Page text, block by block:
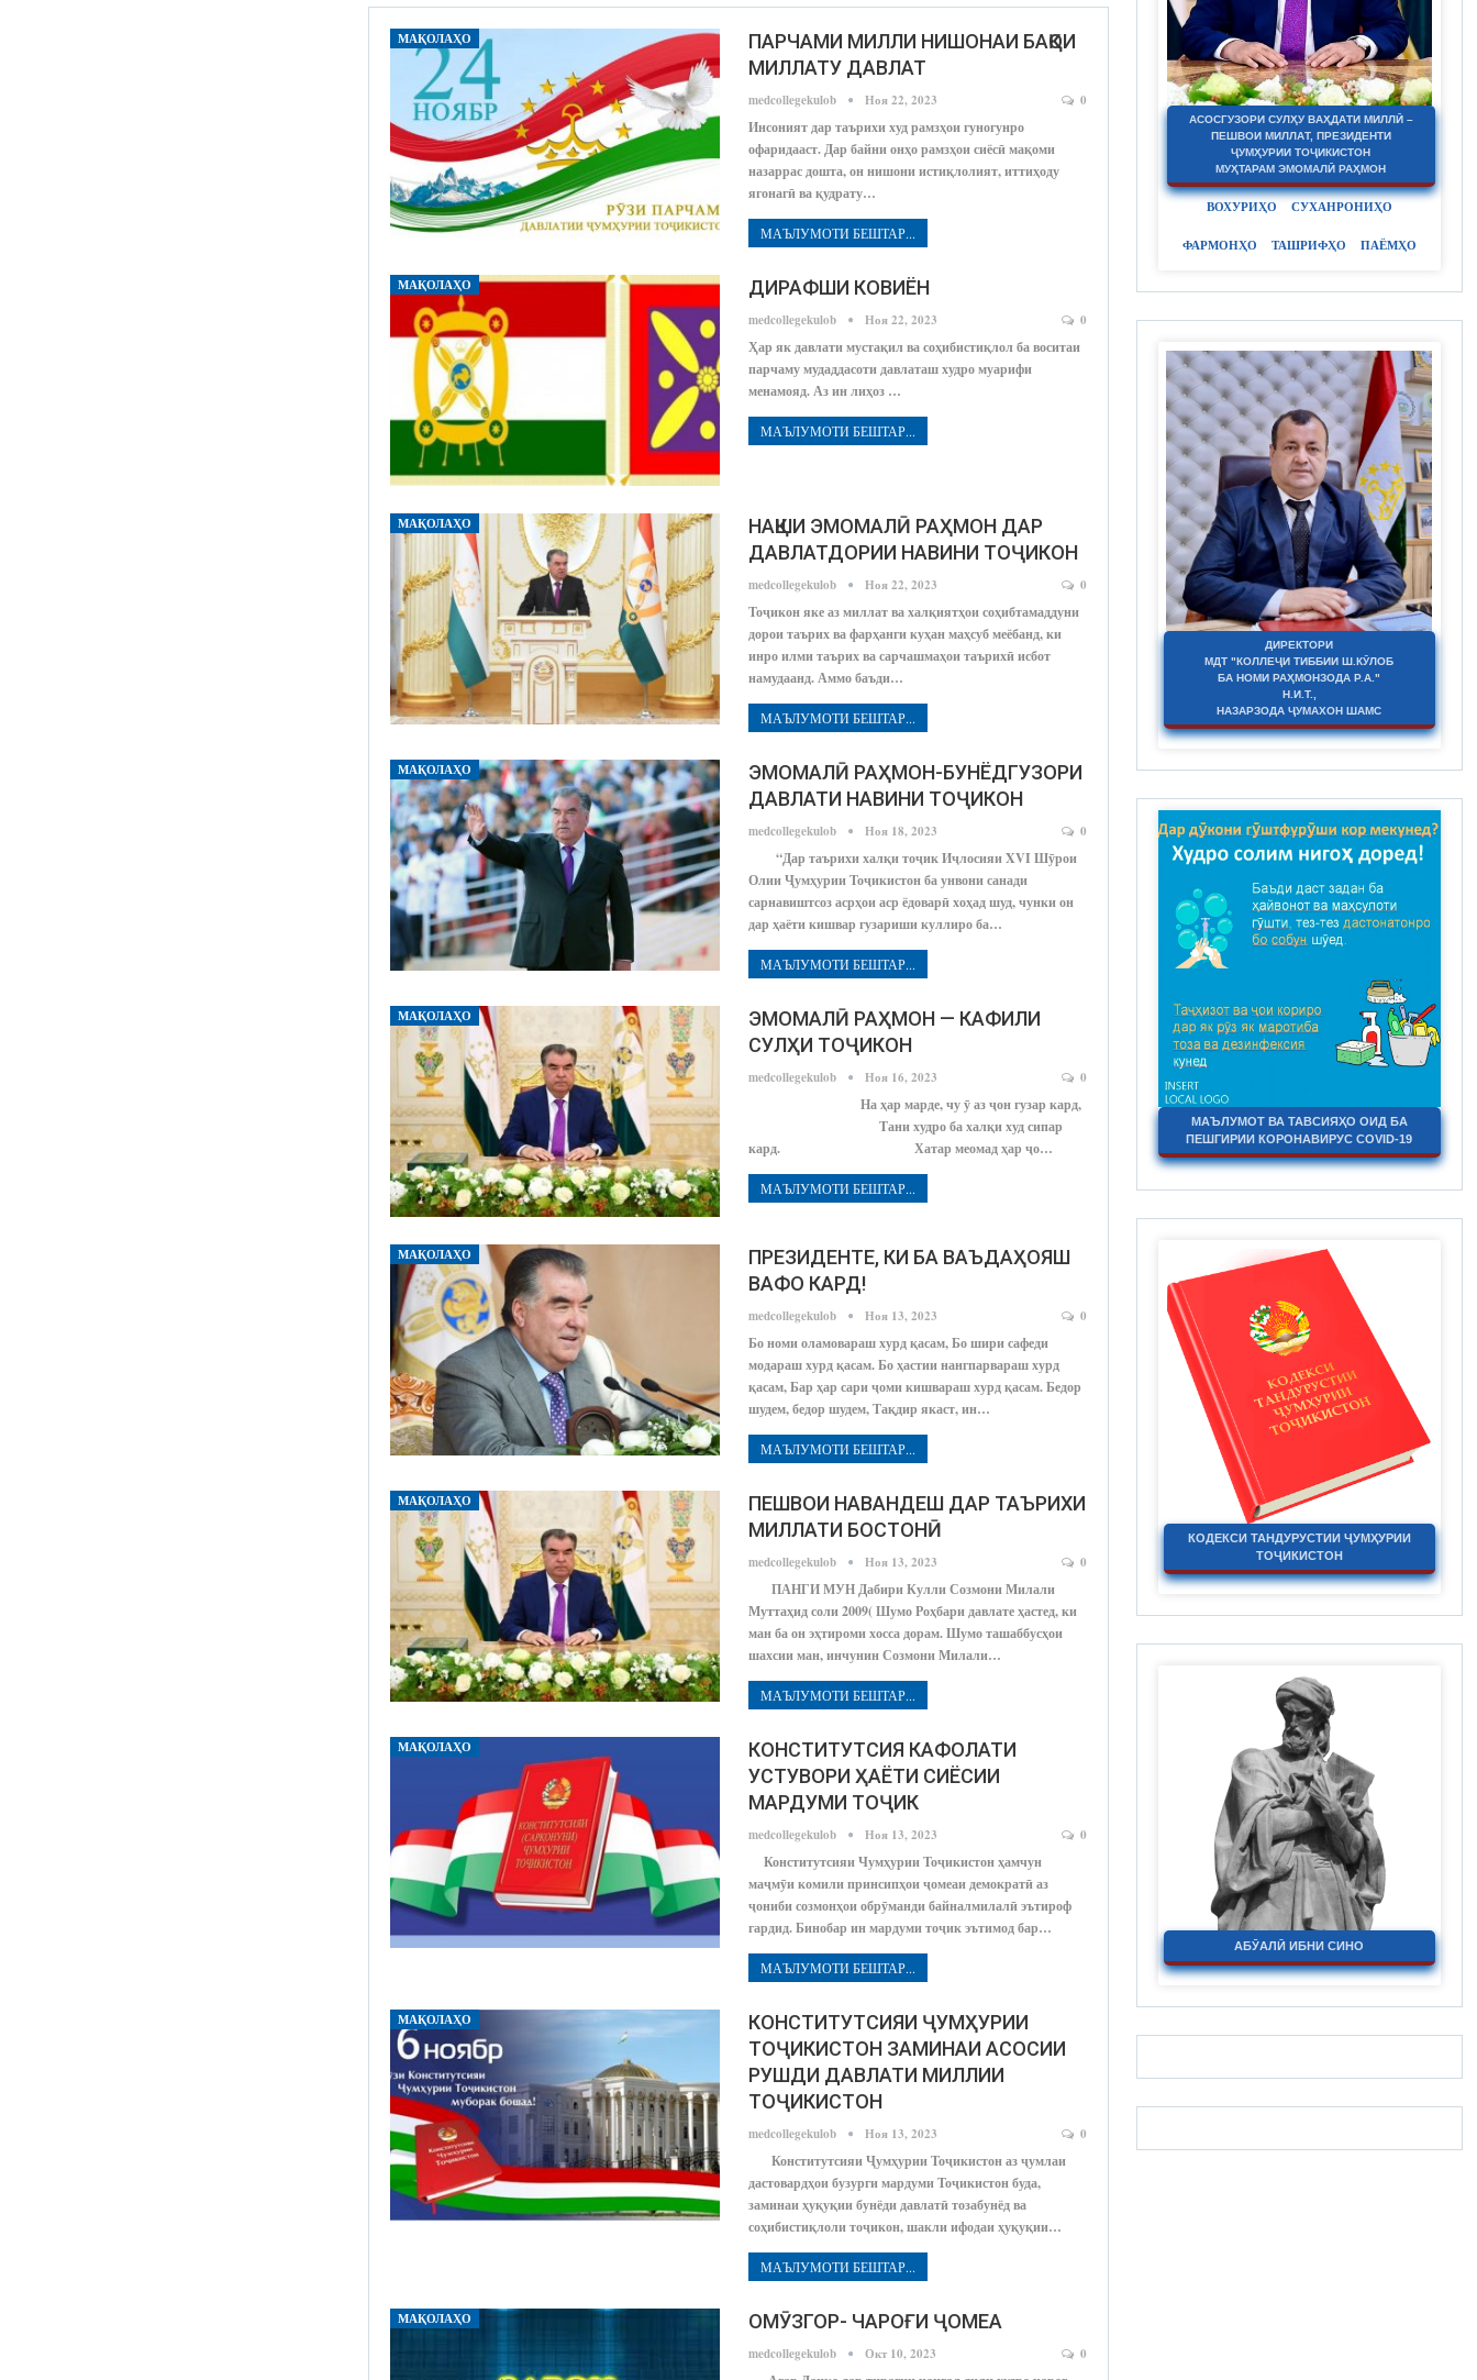
МАҚОЛАҲО
ПАРЧАМИ МИЛЛИ НИШОНАИ БАҚОИ
МИЛЛАТУ ДАВЛАТ
medcollegekulob Ноя 22, 2023 0
Инсоният дар таърихи худ рамзҳои гуногунро
офаридааст. Дар байни онҳо рамзҳои сиёсӣ мақоми
назаррас дошта, он нишони истиқлолият, иттиҳоду
ягонагӣ ва қудрату…
МАЪЛУМОТИ БЕШТАР...
МАҚОЛАҲО ДИРАФШИ КОВИЁН
medcollegekulob Ноя 22, 2023 0
Ҳар як давлати мустақил ва соҳибистиқлол ба воситаи
парчаму мудаддасоти давлаташ худро муарифи
менамояд. Аз ин лиҳоз …
МАЪЛУМОТИ БЕШТАР...
МАҚОЛАҲО
НАҚШИ ЭМОМАЛӢ РАҲМОН ДАР
ДАВЛАТДОРИИ НАВИНИ ТОҶИКОН
medcollegekulob Ноя 22, 2023 0
Тоҷикон яке аз миллат ва халқиятҳои соҳибтамаддуни
дорои таърих ва фарҳанги куҳан маҳсуб меёбанд, ки
инро илми таърих ва сарчашмаҳои таърихӣ исбот
намудаанд. Аммо баъди…
МАЪЛУМОТИ БЕШТАР...
МАҚОЛАҲО
ЭМОМАЛӢ РАҲМОН-БУНЁДГУЗОРИ
ДАВЛАТИ НАВИНИ ТОҶИКОН
medcollegekulob Ноя 18, 2023 0
“Дар таърихи халқи тоҷик Иҷлосияи XVI Шӯрои
Олии Ҷумҳурии Тоҷикистон ба унвони санади
сарнавиштсоз асрҳои аср ёдоварӣ хоҳад шуд, чунки он
дар ҳаёти кишвар гузариши куллиро ба…
МАЪЛУМОТИ БЕШТАР...
МАҚОЛАҲО
ЭМОМАЛӢ РАҲМОН — КАФИЛИ
СУЛҲИ ТОҶИКОН
medcollegekulob Ноя 16, 2023 0
На ҳар марде, чу ӯ аз ҷон гузар кард,
Тани худро ба халқи худ сипар
кард. Хатар меомад ҳар ҷо…
МАЪЛУМОТИ БЕШТАР...
МАҚОЛАҲО
ПРЕЗИДЕНТЕ, КИ БА ВАЪДАҲОЯШ
ВАФО КАРД!
medcollegekulob Ноя 13, 2023 0
Бо номи оламовараш хурд қасам, Бо шири сафеди
модараш хурд қасам. Бо ҳастии нангпарвараш хурд
қасам, Бар ҳар сари ҷоми кишвараш хурд қасам. Бедор
шудем, бедор шудем, Тақдир якаст, ин…
МАЪЛУМОТИ БЕШТАР...
МАҚОЛАҲО
ПЕШВОИ НАВАНДЕШ ДАР ТАЪРИХИ
МИЛЛАТИ БОСТОНӢ
medcollegekulob Ноя 13, 2023 0
ПАНГИ МУН Дабири Кулли Созмони Милали
Муттаҳид соли 2009( Шумо Роҳбари давлате ҳастед, ки
ман ба он эҳтироми хосса дорам. Шумо ташаббусҳои
шахсии ман, инчунин Созмони Милали…
МАЪЛУМОТИ БЕШТАР...
МАҚОЛАҲО
КОНСТИТУТСИЯ КАФОЛАТИ
УСТУВОРИ ҲАЁТИ СИЁСИИ
МАРДУМИ ТОҶИК
medcollegekulob Ноя 13, 2023 0
Конститутсияи Чумҳурии Тоҷикистон ҳамчун
маҷмӯи комили принсипҳои ҷомеаи демократӣ аз
ҷониби созмонҳои обрӯманди байналмилалӣ эътироф
гардид. Бинобар ин мардуми тоҷик эътимод бар…
МАЪЛУМОТИ БЕШТАР...
МАҚОЛАҲО
КОНСТИТУТСИЯИ ҶУМҲУРИИ
ТОҶИКИСТОН ЗАМИНАИ АСОСИИ
РУШДИ ДАВЛАТИ МИЛЛИИ
ТОҶИКИСТОН
medcollegekulob Ноя 13, 2023 0
Конститутсияи Ҷумҳурии Тоҷикистон аз ҷумлаи
дастовардҳои бузурги мардуми Тоҷикистон буда,
заминаи ҳуқуқии бунёди давлатӣ тозабунёд ва
соҳибистиқлоли тоҷикон, шакли ифодаи ҳуқуқии…
МАЪЛУМОТИ БЕШТАР...
МАҚОЛАҲО ОМӮЗГОР- ЧАРОҒИ ҶОМЕА
medcollegekulob Окт 10, 2023 0
АСОСГУЗОРИ СУЛҲУ ВАҲДАТИ МИЛЛӢ –
ПЕШВОИ МИЛЛАТ, ПРЕЗИДЕНТИ
ҶУМҲУРИИ ТОҶИКИСТОН
МУҲТАРАМ ЭМОМАЛӢ РАҲМОН
ВОХУРИҲО СУХАНРОНИҲО
ФАРМОНҲО ТАШРИФҲО ПАЁМҲО
ДИРЕКТОРИ
МДТ "КОЛЛЕҶИ ТИББИИ Ш.КӮЛОБ
БА НОМИ РАҲМОНЗОДА Р.А."
Н.И.Т.,
НАЗАРЗОДА ҶУМАХОН ШАМС
МАЪЛУМОТ ВА ТАВСИЯҲО ОИД БА
ПЕШГИРИИ КОРОНАВИРУС COVID-19
КОДЕКСИ ТАНДУРУСТИИ ҶУМҲУРИИ
ТОҶИКИСТОН
АБӮАЛӢ ИБНИ СИНО